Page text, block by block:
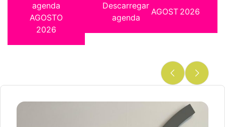
agenda
AGOSTO
2026
Descarregar
agenda
AGOST 2026